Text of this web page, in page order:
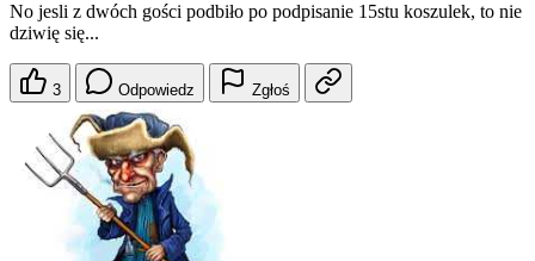
No jesli z dwóch gości podbiło po podpisanie 15stu koszulek, to nie
dziwię się...
3 Odpowiedz Zgłoś